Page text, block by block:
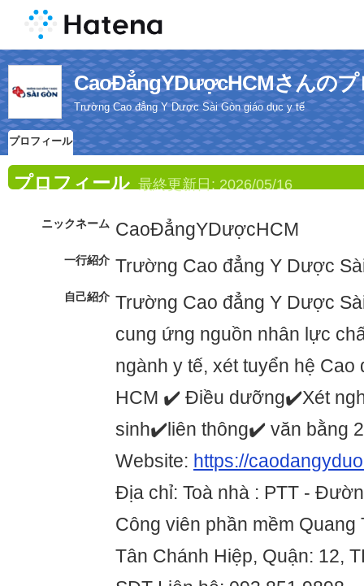
CaoĐẳngYDượcHCMさんのプ
Trường Cao đẳng Y Dược Sài Gòn giáo dục y tế
プロフィール
プロフィール 最終更新日: 2026/05/16
ニックネーム CaoĐẳngYDượcHCM
一行紹介 Trường Cao đẳng Y Dược
自己紹介 Trường Cao đẳng Y Dược
cung ứng nguồn nhân lực
ngành y tế, xét tuyển hệ Cao
HCM ✔️ Điều dưỡng✔️Xét
sinh✔️liên thông✔️ văn bằng
Website: https://
Địa chỉ: Toà nhà : PTT -
Công viên phần mềm Quang
Tân Chánh Hiệp, Quận: 12,